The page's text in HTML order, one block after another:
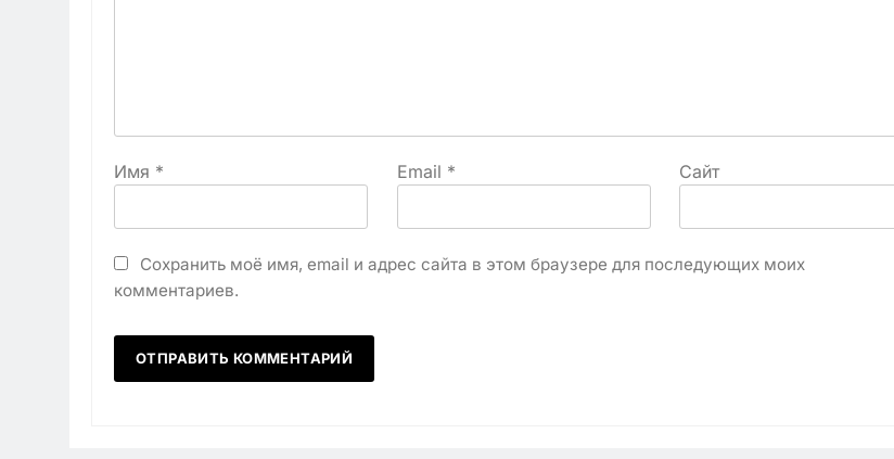
Имя * Email * Сайт
Сохранить моё имя, email и адрес сайта в этом браузере для последующих моих
комментариев.